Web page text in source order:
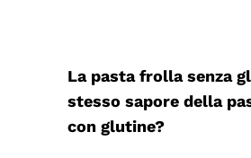
La pasta frolla senza
stesso sapore della
con glutine?